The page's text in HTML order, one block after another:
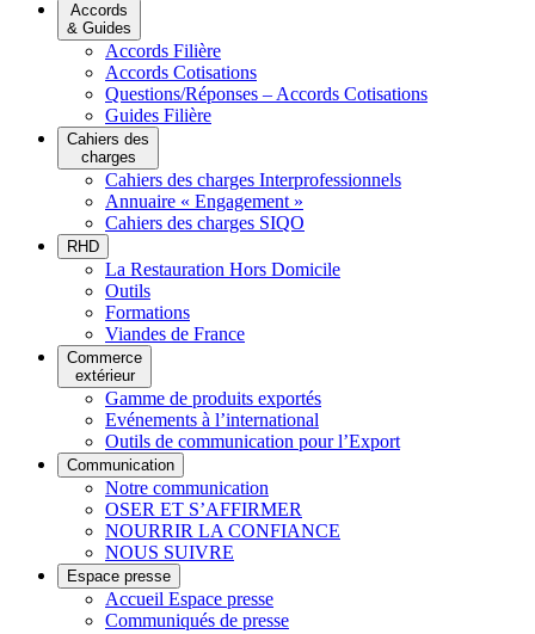
Accords
& Guides
Accords Filière
Accords Cotisations
Questions/Réponses – Accords Cotisations
Guides Filière
Cahiers des
charges
Cahiers des charges Interprofessionnels
Annuaire « Engagement »
Cahiers des charges SIQO
RHD
La Restauration Hors Domicile
Outils
Formations
Viandes de France
Commerce
extérieur
Gamme de produits exportés
Evénements à l’international
Outils de communication pour l’Export
Communication
Notre communication
OSER ET S’AFFIRMER
NOURRIR LA CONFIANCE
NOUS SUIVRE
Espace presse
Accueil Espace presse
Communiqués de presse